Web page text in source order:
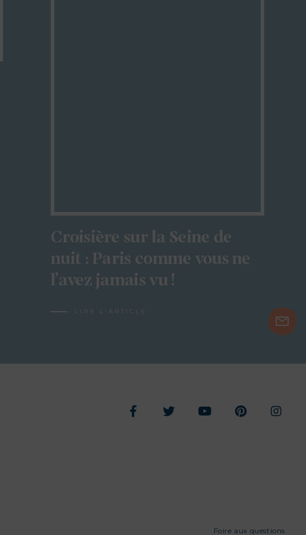
Croisière sur la Seine de
nuit : Paris comme vous ne
l’avez jamais vu !
LIRE L'ARTICLE
Foire aux questions